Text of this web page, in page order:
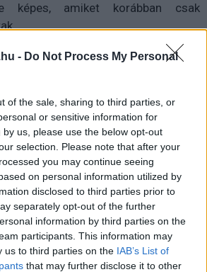
- Do Not Process My Personal
of the sale, sharing to third parties, or
or sensitive information for
us, please use the below opt-out
selection. Please note that after your
you may continue seeing
on personal information utilized by
disclosed to third parties prior to
separately opt-out of the further
information by third parties on the
participants. This information may
us to third parties on the IAB’s List of
that may further disclose it to other
képes, amiket korábban csak
40 ezer láb (12 192 méter)
felszálló tömege 5 500
akár 20 órát is képes repülni, a
250 csomó (463 kilométer/óra).
műveletekre vetik be. A Bayraktar
jának utódjaként kifejlesztett drón
levegő támadási küldetéseket is